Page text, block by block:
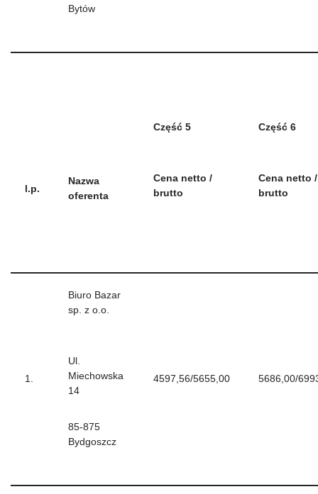
Bytów
l.p.
Nazwa
oferenta
Część 5
Cena netto /
brutto
Część 6
Cena netto /
brutto
1.
Biuro Bazar
sp. z o.o.
Ul.
Miechowska
14
85-875
Bydgoszcz
4597,56/5655,00 5686,00/